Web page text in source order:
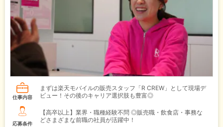
仕事内容
まずは楽天モバイルの販売スタッフ「R CREW」として現場デ
ビュー！その後のキャリア選択肢も豊富◎
応募条件
【高卒以上】業界・職種経験不問 ◎販売職・飲食店・事務な
どさまざまな前職の社員が活躍中！